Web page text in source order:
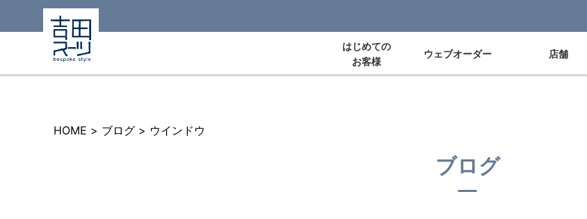
はじめての
お客様
ウェブオーダー 店舗
HOME > ブログ > ウインドウ
ブログ